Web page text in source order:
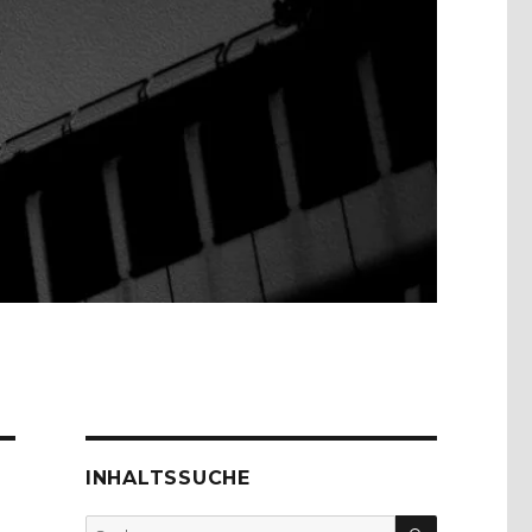
INHALTSSUCHE
Suche SUCHEN